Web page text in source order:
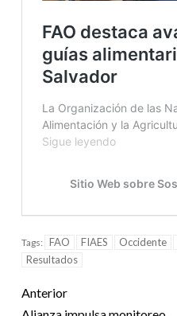
Tags: FAO FIAES Occidente
Resultados
Anterior